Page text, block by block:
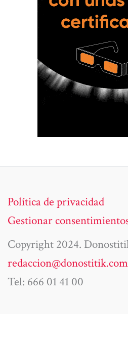
Política de privacidad
Gestionar
Copyright 2024.
redaccion@donostitik.com
Tel: 666 01 41 00